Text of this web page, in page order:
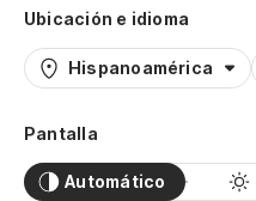
Ubicación e idioma
Hispanoamérica
Pantalla
Automático